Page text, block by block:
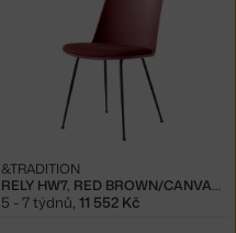
RELY HW7, RED BROWN/CANVAS 576
&TRADITION
5 - 7 týdnů, 11 552 Kč